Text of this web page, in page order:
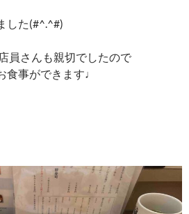
した(#^.^#)
員さんも親切でしたので
食事ができます♩